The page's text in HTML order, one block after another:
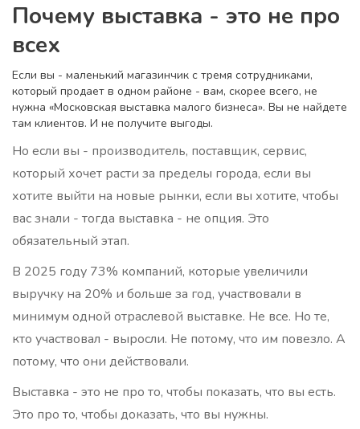
Почему выставка - это не про
всех
Если вы - маленький магазинчик с тремя сотрудниками,
который продает в одном районе - вам, скорее всего, не
нужна «Московская выставка малого бизнеса». Вы не найдете
там клиентов. И не получите выгоды.
Но если вы - производитель, поставщик, сервис,
который хочет расти за пределы города, если вы
хотите выйти на новые рынки, если вы хотите, чтобы
вас знали - тогда выставка - не опция. Это
обязательный этап.
В 2025 году 73% компаний, которые увеличили
выручку на 20% и больше за год, участвовали в
минимум одной отраслевой выставке. Не все. Но те,
кто участвовал - выросли. Не потому, что им повезло. А
потому, что они действовали.
Выставка - это не про то, чтобы показать, что вы есть.
Это про то, чтобы доказать, что вы нужны.